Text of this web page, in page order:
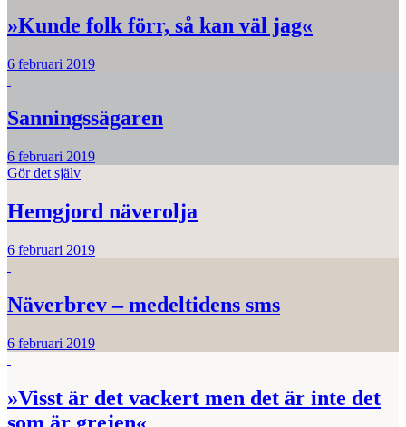
»Kunde folk förr, så kan väl jag«
6 februari 2019
Sanningssägaren
6 februari 2019
Gör det själv
Hemgjord näverolja
6 februari 2019
Näverbrev – medeltidens sms
6 februari 2019
»Visst är det vackert men det är inte det